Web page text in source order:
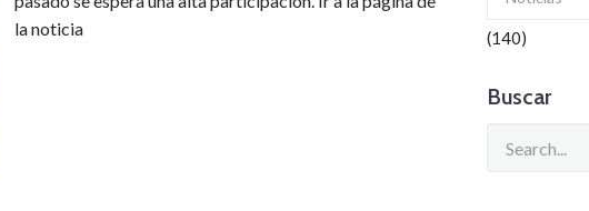
la noticia
(140)
Buscar